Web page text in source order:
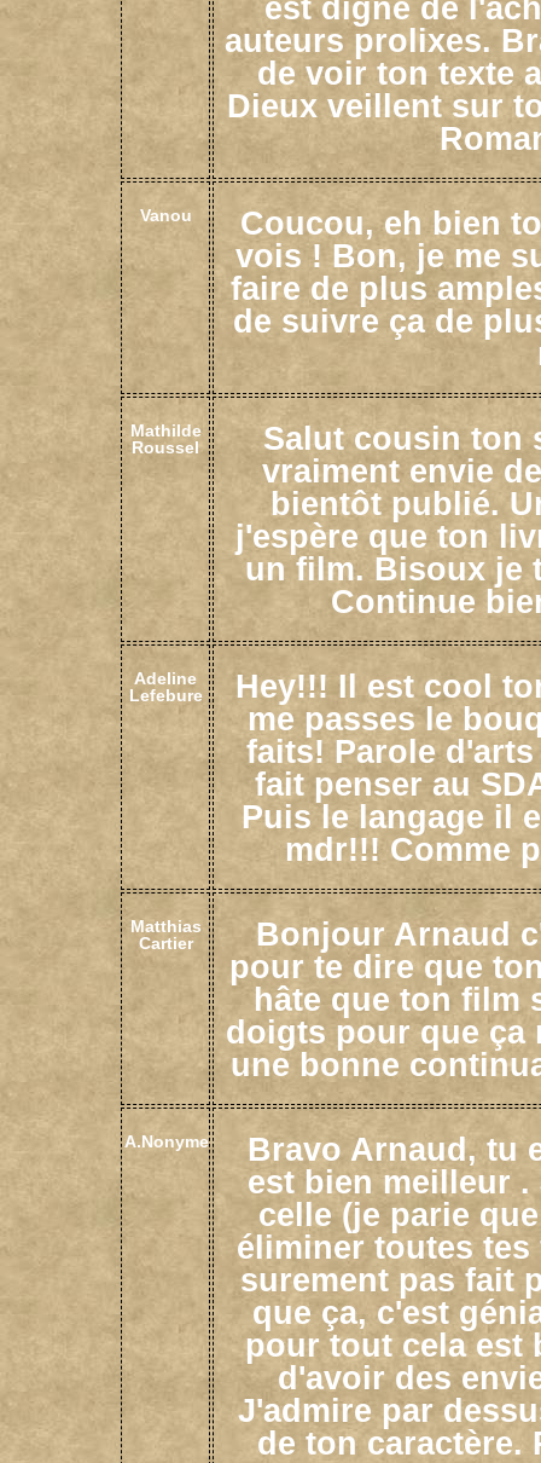
est digne de
auteurs prolixes.
de voir ton texte
Dieux veillent sur
Vanou
Coucou, eh bien
vois ! Bon, je me
faire de plus
de suivre ça de
Mathilde
Roussel
Salut cousin ton
vraiment envie
bientôt publié.
j'espère que ton
un film. Bisoux je
Continue
Adeline
Lefebure
Hey!!! Il est cool
me passes le
faits! Parole
fait penser au
Puis le langage il
mdr!!! Comme
Matthias
Cartier
Bonjour Arnaud
pour te dire que
hâte que ton film
doigts pour que ça
une bonne
A.Nonyme
Bravo Arnaud, tu
est bien meilleur
celle (je parie
éliminer toutes
surement pas fait
que ça, c'est
pour tout cela est
d'avoir des
J'admire par
de ton caractère.